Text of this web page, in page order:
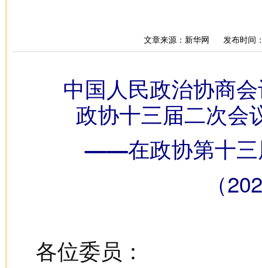
文章来源：新华网 发布时
中国人民政治协商
政协十三届二次会
——在政协第十三
（
各位委员：